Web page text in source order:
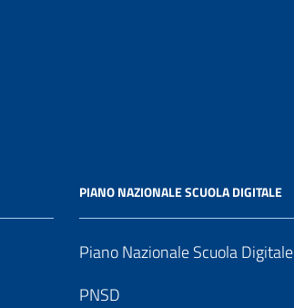
PIANO NAZIONALE SCUOLA DIGITALE
Piano Nazionale Scuola Digitale
PNSD